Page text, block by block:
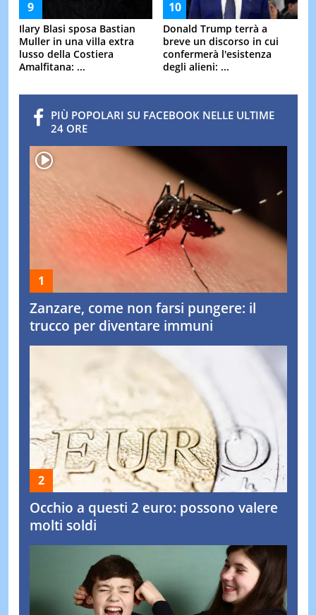
Ilary Blasi sposa Bastian
Muller in una villa extra
lusso della Costiera
Amalfitana: ...
Donald Trump terrà a
breve un discorso in cui
confermerà l'esistenza
degli alieni: ...
PIÙ POPOLARI SU FACEBOOK NELLE ULTIME
24 ORE
Zanzare, come non farsi pungere: il
trucco per diventare immuni
Occhio a questi 2 euro: possono valere
molti soldi